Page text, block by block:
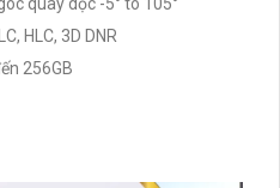
HLC, 3D DNR
256GB